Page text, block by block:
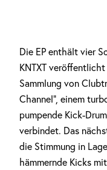
Die EP enthält vier
KNTXT
Sammlung von
Channel“, einem
pumpende Kick-
verbindet. Das
die Stimmung in
hämmernde Kicks